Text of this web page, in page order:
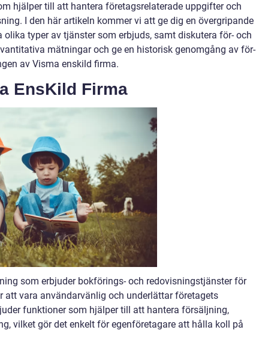
hjälper till att hantera företagsrelaterade uppgifter och
I den här artikeln kommer vi att ge dig en övergripande
typer av tjänster som erbjuds, samt diskutera för- och
mätningar och ge en historisk genomgång av för-
av Visma enskild firma.
EnsKild Firma
som erbjuder bokförings- och redovisningstjänster för
vara användarvänlig och underlättar företagets
funktioner som hjälper till att hantera försäljning,
vilket gör det enkelt för egenföretagare att hålla koll på